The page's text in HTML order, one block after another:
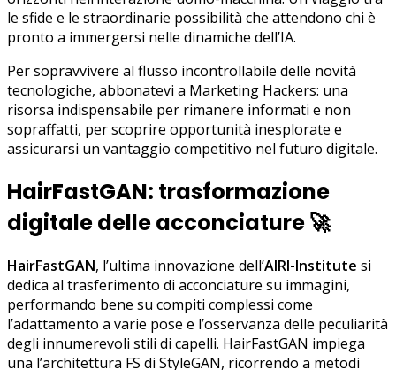
le sfide e le straordinarie possibilità che attendono chi è
pronto a immergersi nelle dinamiche dell’IA.
Per sopravvivere al flusso incontrollabile delle novità
tecnologiche, abbonatevi a Marketing Hackers: una
risorsa indispensabile per rimanere informati e non
sopraffatti, per scoprire opportunità inesplorate e
assicurarsi un vantaggio competitivo nel futuro digitale.
HairFastGAN: trasformazione
digitale delle acconciature🚀
HairFastGAN, l’ultima innovazione dell’AIRI-Institute si
dedica al trasferimento di acconciature su immagini,
performando bene su compiti complessi come
l’adattamento a varie pose e l’osservanza delle peculiarità
degli innumerevoli stili di capelli. HairFastGAN impiega
una l’architettura FS di StyleGAN, ricorrendo a metodi